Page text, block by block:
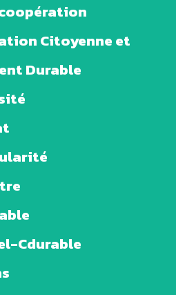
Citoyenne et
Durable
Cdurable